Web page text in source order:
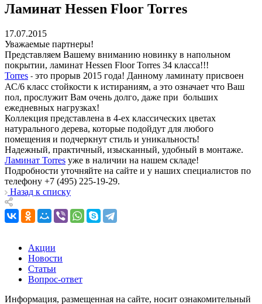
Ламинат Hessen Floor Torres
17.07.2015
Уважаемые партнеры!
Представляем Вашему вниманию новинку в напольном
покрытии, ламинат Hessen Floor Torres 34 класса!!!
Torres - это прорыв 2015 года! Данному ламинату присвоен
АС/6 класс стойкости к истираниям, а это означает что Ваш
пол, прослужит Вам очень долго, даже при больших
ежедневных нагрузках!
Коллекция представлена в 4-ех классических цветах
натурального дерева, которые подойдут для любого
помещения и подчеркнут стиль и уникальность!
Надежный, практичный, изысканный, удобный в монтаже.
Ламинат Torres уже в наличии на нашем складе!
Подробности уточняйте на сайте и у наших специалистов по
телефону +7 (495) 225-19-29.
Назад к списку
Акции
Новости
Статьи
Вопрос-ответ
Информация, размещенная на сайте, носит ознакомительный